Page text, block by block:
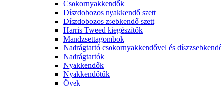
Csokornyakkendők
Díszdobozos nyakkendő szett
Díszdobozos zsebkendő szett
Harris Tweed kiegészítők
Mandzsettagombok
Nadrágtartó csokornyakkendővel és
Nadrágtartók
Nyakkendők
Nyakkendőtűk
Övek